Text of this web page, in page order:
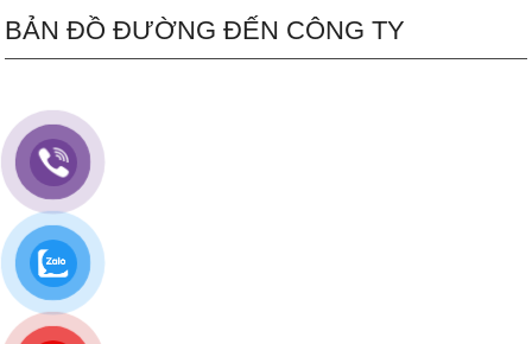
BẢN ĐỒ ĐƯỜNG ĐẾN CÔNG TY